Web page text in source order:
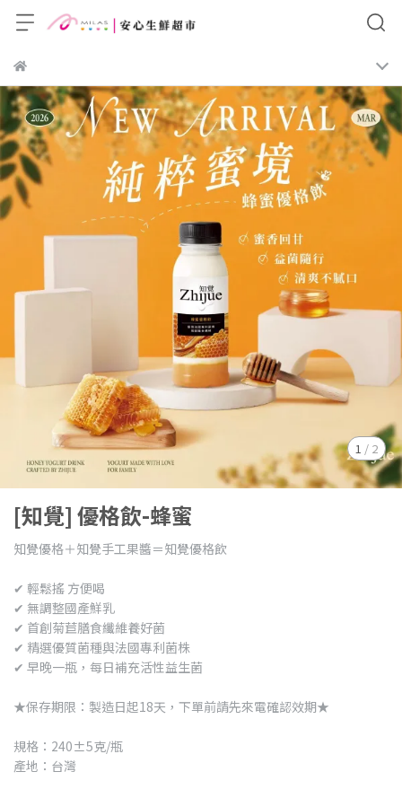
1 / 2
[知覺] 優格飲-蜂蜜
知覺優格＋知覺手工果醬＝知覺優格飲
✔ 輕鬆搖 方便喝
✔ 無調整國產鮮乳
✔ 首創菊苣膳食纖維養好菌
✔ 精選優質菌種與法國專利菌株
✔ 早晚一瓶，每日補充活性益生菌
★保存期限：製造日起18天，下單前請先來電確認效期★
規格：240±5克/瓶
產地：台灣